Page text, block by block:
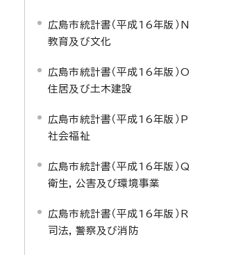
広島市統計書（平成16年版）N
教育及び文化
広島市統計書（平成16年版）O
住居及び土木建設
広島市統計書（平成16年版）P
社会福祉
広島市統計書（平成16年版）Q
衛生，公害及び環境事業
広島市統計書（平成16年版）R
司法，警察及び消防